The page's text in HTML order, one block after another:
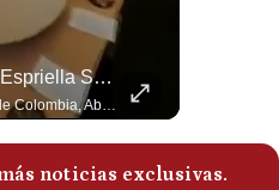
Abelardo De La Espriella Se Reúne Con Javier Milei En Cali | Gestión Mundo
El presidente electo de Colombia, Abelardo de la Espriella, sostuvo una reunión bilateral en Cali con el mandatario argentino Javier Milei. El encuentro se dio pocas horas antes de la ceremonia de investidura presidencial para el periodo 2026-2030, marcando el inicio de una nueva alianza estratégica regional. #DeLaEspriella #JavierMilei #Colombia #Argentina #PoliticaLatina #Shorts 👉 Suscríbete y activa la campana para no perderte nuestro análisis diario. 🌎 Síguenos en nuestras redes sociales: 📌 Web oficial: https://gestion.pe/mundo/ 📌 LinkedIn: http://bit.ly/3HYIET0 📌 X (Twitter): http://bit.ly/4noZtX9 📌 TikTok: http://bit.ly/4evB6TO